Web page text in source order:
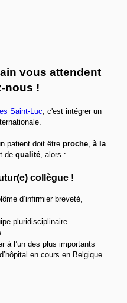
vous attendent
nous !
Saint-Luc, c'est intégrer un
patient doit être proche, à la
de qualité, alors :
collègue !
d’infirmier breveté,
pluridisciplinaire
à l’un des plus importants
en cours en Belgique